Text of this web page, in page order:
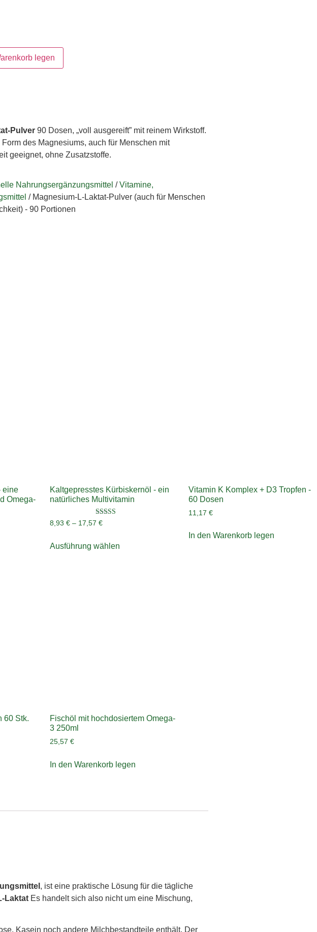
legen
Pulver 90 Dosen, „voll ausgereift” mit reinem Wirkstoff.
des Magnesiums, auch für Menschen mit
geeignet, ohne Zusatzstoffe.
Nahrungsergänzungsmittel /Vitamine,
/ Magnesium-L-Laktat-Pulver (auch für Menschen
- 90 Portionen
eine
Omega-
Kaltgepresstes Kürbiskernöl - ein
natürliches Multivitamin
Bewertet mit
8,93€ – 17,57€
Ausführung wählen
Vitamin K Komplex + D3 Tropfen -
60 Dosen
11,17€
In den Warenkorb legen
60 Stk.
Fischöl mit hochdosiertem Omega-
3 250ml
25,57€
In den Warenkorb legen
, ist eine praktische Lösung für die tägliche
Laktat Es handelt sich also nicht um eine Mischung,
Kasein noch andere Milchbestandteile enthält. Der